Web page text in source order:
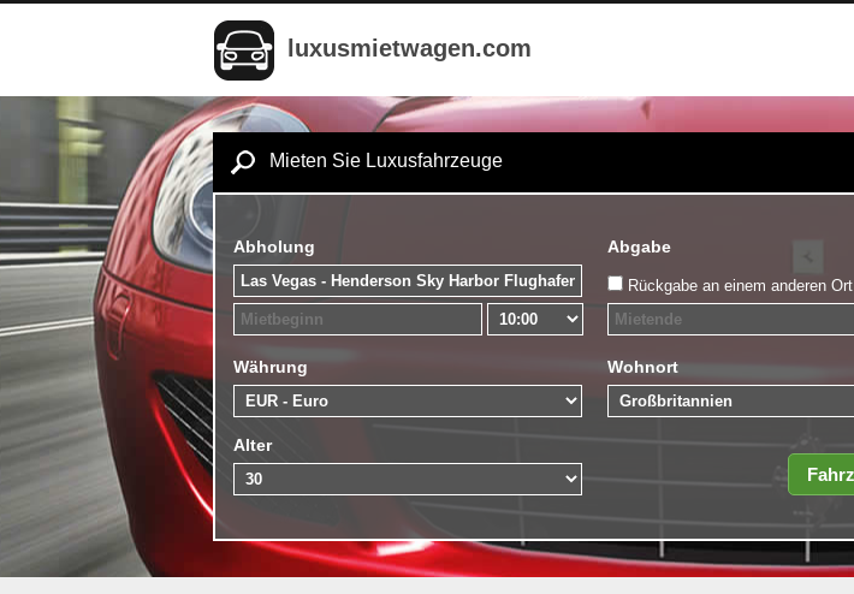
luxusmietwagen.com
Mieten Sie Luxusfahrzeuge
Abholung Abgabe
Rückgabe an einem anderen Ort
Währung Wohnort
Alter